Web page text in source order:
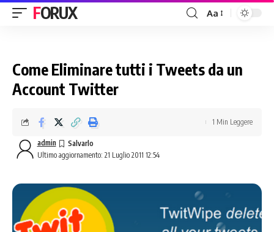
FORUX Aa
Come Eliminare tutti i Tweets da un
Account Twitter
Ultimo aggiornamento: 21 Luglio 2011 12:54
admin
1 Min Leggere